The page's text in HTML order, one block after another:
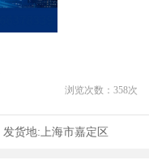
浏览次数： 358次
发货地:上海市嘉定区